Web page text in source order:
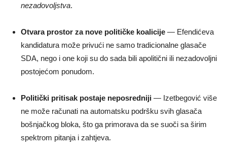
nezadovoljstva.
Otvara prostor za nove političke koalicije — Efendićeva
kandidatura može privući ne samo tradicionalne glasače
SDA, nego i one koji su do sada bili apolitični ili nezadovoljni
postojećom ponudom.
Politički pritisak postaje neposredniji — Izetbegović više
ne može računati na automatsku podršku svih glasača
bošnjačkog bloka, što ga primorava da se suoči sa širim
spektrom pitanja i zahtjeva.